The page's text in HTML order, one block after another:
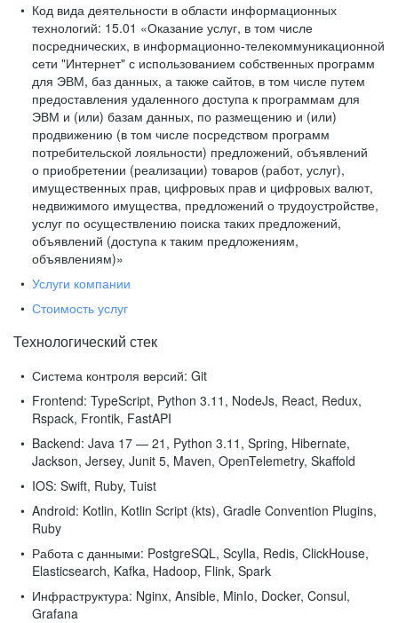
Код вида деятельности в области информационных
технологий: 15.01 «Оказание услуг, в том числе
посреднических, в информационно-телекоммуникационной
сети "Интернет" с использованием собственных программ
для ЭВМ, баз данных, а также сайтов, в том числе путем
предоставления удаленного доступа к программам для
ЭВМ и (или) базам данных, по размещению и (или)
продвижению (в том числе посредством программ
потребительской лояльности) предложений, объявлений
о приобретении (реализации) товаров (работ, услуг),
имущественных прав, цифровых прав и цифровых валют,
недвижимого имущества, предложений о трудоустройстве,
услуг по осуществлению поиска таких предложений,
объявлений (доступа к таким предложениям,
объявлениям)»
Услуги компании
Стоимость услуг
Технологический стек
Система контроля версий: Git
Frontend: TypeScript, Python 3.11, NodeJs, React, Redux,
Rspack, Frontik, FastAPI
Backend: Java 17 — 21, Python 3.11, Spring, Hibernate,
Jackson, Jersey, Junit 5, Maven, OpenTelemetry, Skaffold
IOS: Swift, Ruby, Tuist
Android: Kotlin, Kotlin Script (kts), Gradle Convention Plugins,
Ruby
Работа с данными: PostgreSQL, Scylla, Redis, ClickHouse,
Elasticsearch, Kafka, Hadoop, Flink, Spark
Инфраструктура: Nginx, Ansible, MinIo, Docker, Consul,
Grafana